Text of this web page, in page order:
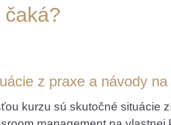
čaká?
z praxe a návody
kurzu sú skutočné situácie